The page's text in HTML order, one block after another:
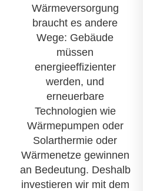
Wärmeversorgung
braucht es andere
Wege: Gebäude
müssen
energieeffizienter
werden, und
erneuerbare
Technologien wie
Wärmepumpen oder
Solarthermie oder
Wärmenetze gewinnen
an Bedeutung. Deshalb
investieren wir mit dem